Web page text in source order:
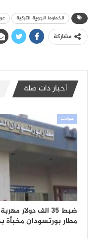
الخطوط الجوية التركية
مشاركة
أخبار ذات صلة
حوادث
ضبط 35 الف دولار
مطار بورتسودان مخبأة